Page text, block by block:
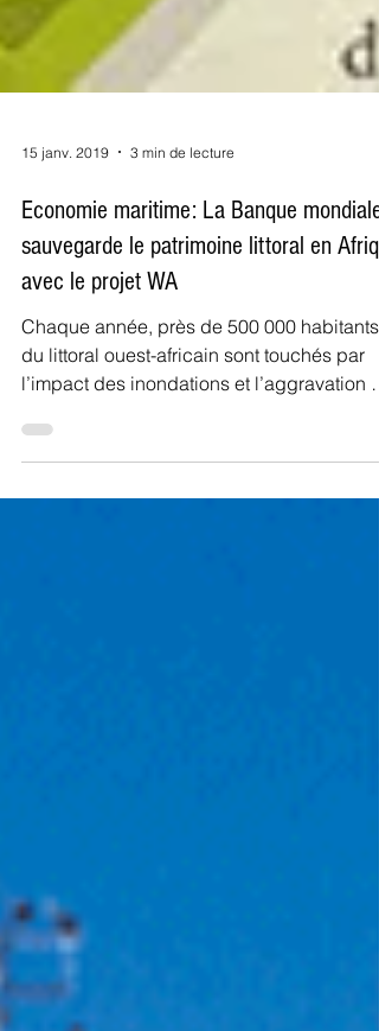
15 janv. 2019 3 min de lecture
Economie maritime: La Banque mondiale
sauvegarde le patrimoine littoral en
avec le projet WA
Chaque année, près de 500 000 habitants
du littoral ouest-africain sont touchés par